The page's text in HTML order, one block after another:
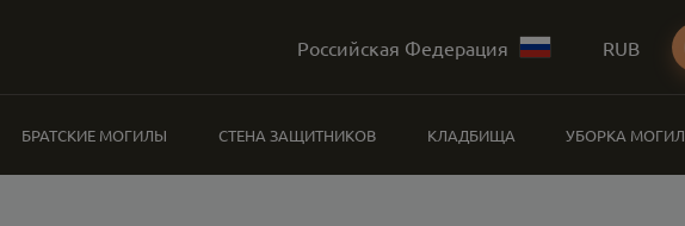
Российская Федерация RUB
БРАТСКИЕ МОГИЛЫ СТЕНА ЗАЩИТНИКОВ КЛАДБИЩА УБОРКА МОГИЛ